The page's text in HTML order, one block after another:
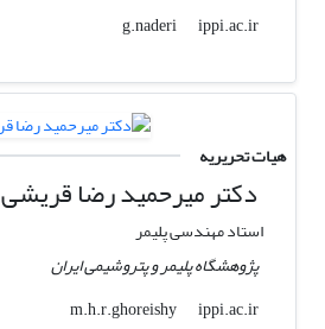
g.naderi
ippi.ac.ir
هیات تحریریه
دکتر میرحمید رضا قریشی
استاد مهندسی پلیمر
پژوهشگاه پلیمر و پتروشیمی ایران
m.h.r.ghoreishy
ippi.ac.ir